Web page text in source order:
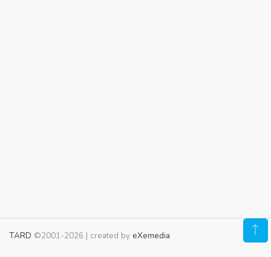
TARD ©2001-2026 | created by eXemedia